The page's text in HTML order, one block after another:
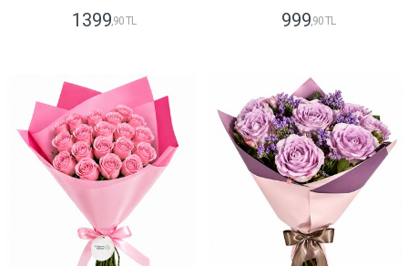
1399 ,90 TL 999,90 TL